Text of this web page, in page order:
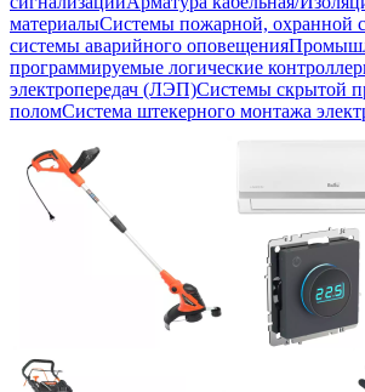
материалыСистемы пожарной, охранной
системы аварийного оповещения
программируемые логические
электропередач (ЛЭП)Системы скрытой
поломСистема штекерного монтажа